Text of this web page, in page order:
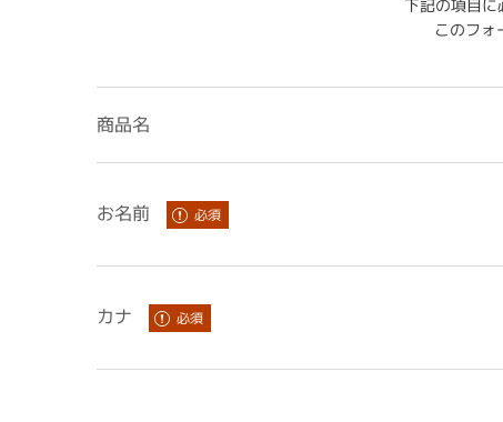
下記の項目に
このフォ
商品名
お名前
カナ